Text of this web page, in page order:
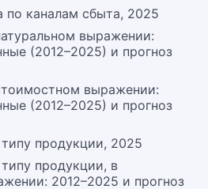
по каналам сбыта, 2025
выражении:
(2012–2025) и прогноз
выражении:
(2012–2025) и прогноз
продукции, 2025
продукции, в
2012–2025 и прогноз